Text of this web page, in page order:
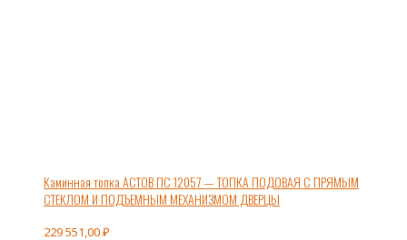
Каминная топка АСТОВ ПС 12057 — ТОПКА ПОДОВАЯ С ПРЯМЫМ
СТЕКЛОМ И ПОДЪЕМНЫМ МЕХАНИЗМОМ ДВЕРЦЫ
229 551,00₽